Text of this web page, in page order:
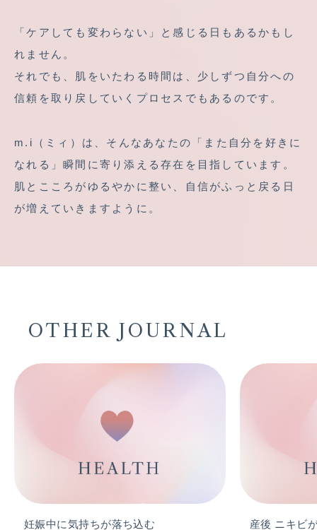
「ケアしても変わらない」と感じる日もあるかもし
れません。
それでも、肌をいたわる時間は、少しずつ自分への
信頼を取り戻していくプロセスでもあるのです。
m.i（ミィ） は、そんなあなたの「また自分を好きに
なれる」瞬間に寄り添える存在を目指しています。
肌とこころがゆるやかに整い、自信がふっと戻る日
が増えていきますように。
OTHER JOURNAL
妊娠中に気持ちが落ち込む
産後 ニキビ